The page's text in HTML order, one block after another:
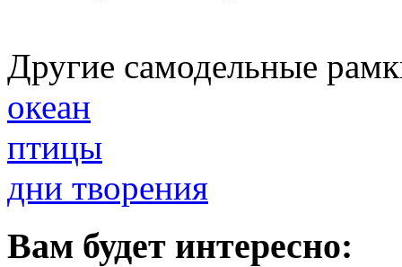
Другие самодельные
океан
птицы
дни творения
Вам будет интересно: